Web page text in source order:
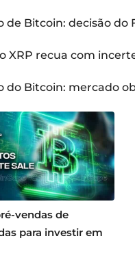
de Bitcoin: decisão do
XRP recua com
do Bitcoin: mercado
vendas de
para investir em